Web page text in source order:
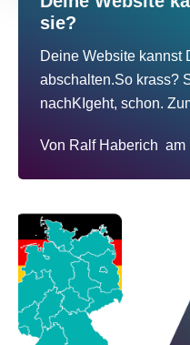
sie?
Deine Website kannst
abschalten.So krass?
nachKIgeht, schon.
Von Ralf Haberich am